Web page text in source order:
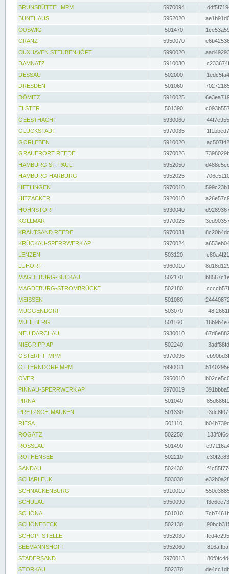
BRUNSBÜTTEL MPM
5970094
BUNTHAUS
5952020
COSWIG
501470
CRANZ
5950070
CUXHAVEN STEUBENHÖFT
5990020
DAMNATZ
5910030
DESSAU
502000
DRESDEN
501060
DÖMITZ
5910025
ELSTER
501390
GEESTHACHT
5930060
GLÜCKSTADT
5970035
GORLEBEN
5910020
GRAUERORT REEDE
5970026
HAMBURG ST. PAULI
5952050
HAMBURG-HARBURG
5952025
HETLINGEN
5970010
HITZACKER
5920010
HOHNSTORF
5930040
KOLLMAR
5970025
KRAUTSAND REEDE
5970031
KRÜCKAU-SPERRWERK AP
5970024
LENZEN
503120
LÜHORT
5960010
MAGDEBURG-BUCKAU
502170
MAGDEBURG-STROMBRÜCKE
502180
MEISSEN
501080
MÜGGENDORF
503070
MÜHLBERG
501160
NEU DARCHAU
5930010
NIEGRIPP AP
502240
OSTERIFF MPM
5970096
OTTERNDORF MPM
5990011
OVER
5950010
PINNAU-SPERRWERK AP
5970019
PIRNA
501040
PRETZSCH-MAUKEN
501330
RIESA
501110
ROGÄTZ
502250
ROSSLAU
501490
ROTHENSEE
502210
SANDAU
502430
SCHARLEUK
503030
SCHNACKENBURG
5910010
SCHULAU
5950090
SCHÖNA
501010
SCHÖNEBECK
502130
SCHÖPFSTELLE
5952030
SEEMANNSHÖFT
5952060
STADERSAND
5970013
STORKAU
502370